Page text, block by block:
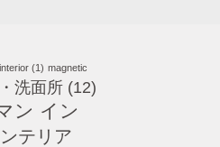
(1) magnetic
洗面所(12)
ン イン
テリア